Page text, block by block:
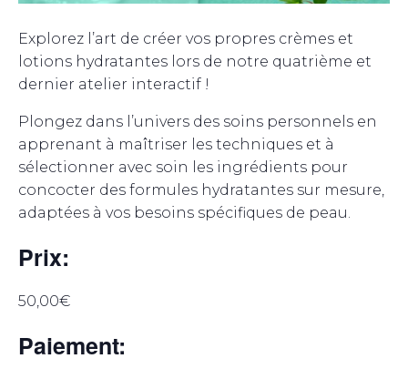
Explorez l’art de créer vos propres crèmes et
lotions hydratantes lors de notre quatrième et
dernier atelier interactif !
Plongez dans l’univers des soins personnels en
apprenant à maîtriser les techniques et à
sélectionner avec soin les ingrédients pour
concocter des formules hydratantes sur mesure,
adaptées à vos besoins spécifiques de peau.
Prix:
50,00€
Paiement: